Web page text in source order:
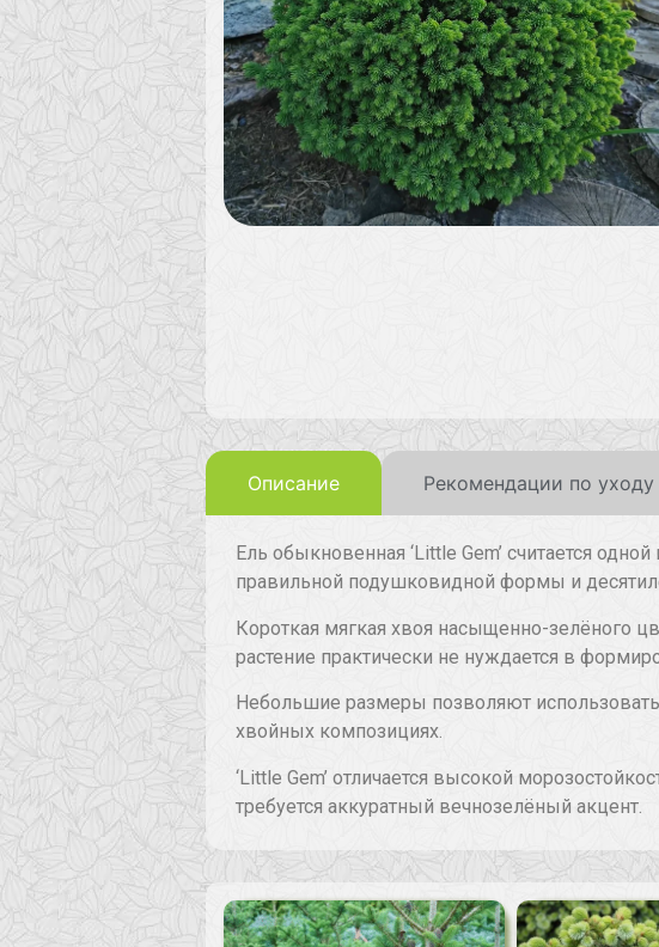
Описание Рекомендации по уходу
Ель обыкновенная ‘Little Gem’ считается
правильной подушковидной формы и
Короткая мягкая хвоя насыщенно-зелёного
растение практически не нуждается в
Небольшие размеры позволяют использовать
хвойных композициях.
‘Little Gem’ отличается высокой
требуется аккуратный вечнозелёный акцент.